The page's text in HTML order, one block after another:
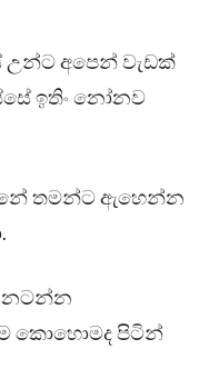
උන්ට අපෙන් වැඩක්
ඉතිං නෝනව
තමන්ට ඇහෙන්න
නටන්න
කොහොමද පිටින්